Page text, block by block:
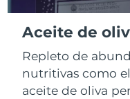
Aceite de
Repleto de
nutritivas como
aceite de oliva
RAE de Macao
Malasia